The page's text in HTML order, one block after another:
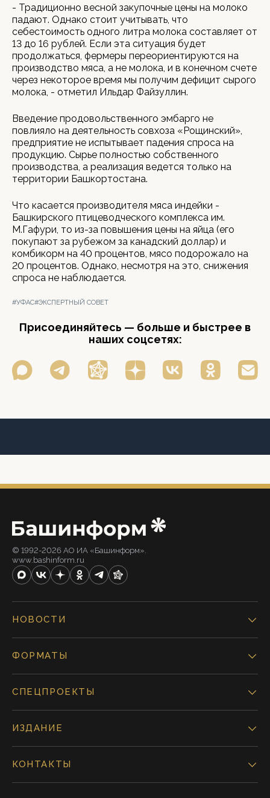
- Традиционно весной закупочные цены на молоко
падают. Однако стоит учитывать, что
себестоимость одного литра молока составляет от
13 до 16 рублей. Если эта ситуация будет
продолжаться, фермеры переориентируются на
производство мяса, а не молока, и в конечном счете
через некоторое время мы получим дефицит сырого
молока, - отметил Ильдар Файзуллин.
Введение продовольственного эмбарго не
повлияло на деятельность совхоза «Рощинский»,
предприятие не испытывает падения спроса на
продукцию. Сырье полностью собственного
производства, а реализация ведется только на
территории Башкортостана.
Что касается производителя мяса индейки -
Башкирского птицеводческого комплекса им.
М.Гафури, то из-за повышения цены на яйца (его
покупают за рубежом за канадский доллар) и
комбикорм на 40 процентов, мясо подорожало на
20 процентов. Однако, несмотря на это, снижения
спроса не наблюдается.
#УФАС#ЭКСПЕРТНЫЙ СОВЕТ
Присоединяйтесь — больше и быстрее в
наших соцсетях:
© 1992-2026 АО ИА «Башинформ».
www.bashinform.ru
НОВОСТИ
ФОРМАТЫ
СПЕЦПРОЕКТЫ
ИЗДАНИЕ
КОНТАКТЫ